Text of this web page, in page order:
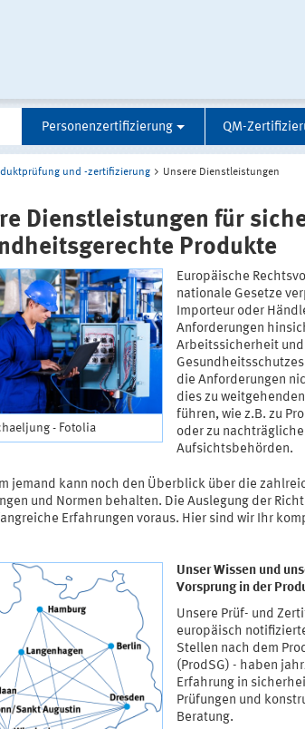
Personenzertifizierung QM-
und -zertifizierung Unsere Dienstleistungen
Dienstleistungen für
Produkte
- Fotolia
Europäische
nationale Gesetze
Importeur oder
Anforderungen
Arbeitssicherheit
die Anforderungen
dies zu
führen, wie z.B. zu
oder zu
Aufsichtsbehörden.
jemand kann noch den Überblick über die
und Normen behalten. Die Auslegung der
Erfahrungen voraus. Hier sind wir Ihr
Unser Wissen und
Vorsprung in der
Unsere Prüf- und
europäisch
Stellen nach dem
(ProdSG) - haben
Erfahrung in
Prüfungen und
Beratung.